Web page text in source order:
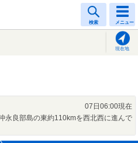
検索 メニュー
現在地
07日06:00現在
永良部島の東約110kmを西北西に進んで